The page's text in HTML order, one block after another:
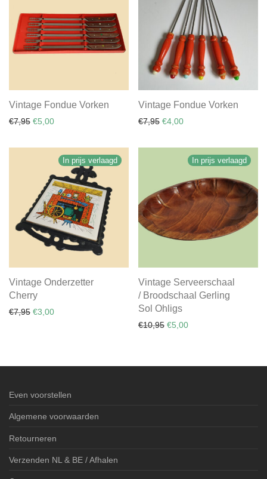
Vintage Fondue Vorken
€7,95 Oorspronkelijke prijs was: €7,95.
€5,00Huidige prijs is: €5,00.
Vintage Fondue Vorken
€7,95 Oorspronkelijke prijs was:
€4,00Huidige prijs is: €4,00.
In prijs verlaagd
Vintage Onderzetter
Cherry
€7,95 Oorspronkelijke prijs was: €7,95.
€3,00Huidige prijs is: €3,00.
In prijs verlaagd
Vintage Serveerschaal
/ Broodschaal Gerling
Sol Ohligs
€10,95 Oorspronkelijke prijs was:
€5,00Huidige prijs is:
Even voorstellen
Algemene voorwaarden
Retourneren
Verzenden NL & BE / Afhalen